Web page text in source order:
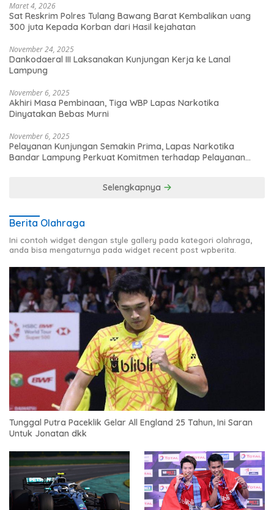
Maret 4, 2026
Sat Reskrim Polres Tulang Bawang Barat Kembalikan uang
300 juta Kepada Korban dari Hasil kejahatan
November 24, 2025
Dankodaeral III Laksanakan Kunjungan Kerja ke Lanal
Lampung
November 6, 2025
Akhiri Masa Pembinaan, Tiga WBP Lapas Narkotika
Dinyatakan Bebas Murni
November 6, 2025
Pelayanan Kunjungan Semakin Prima, Lapas Narkotika
Bandar Lampung Perkuat Komitmen terhadap Pelayanan
Selengkapnya
Berita Olahraga
Ini contoh widget dengan style gallery pada kategori olahraga,
anda bisa mengaturnya pada widget recent post wpberita.
Tunggal Putra Paceklik Gelar All England 25 Tahun, Ini Saran
Untuk Jonatan dkk